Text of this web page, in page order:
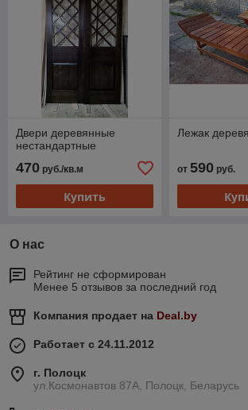
Двери деревянные
нестандартные
470 руб./кв.м
Купить
Лежак
от 590руб.
О нас
Рейтинг не сформирован
Менее 5 отзывов за последний год
Компания продает на Deal.by
Работает с 24.11.2012
г. Полоцк
ул.Космонавтов 87А, Полоцк, Беларусь